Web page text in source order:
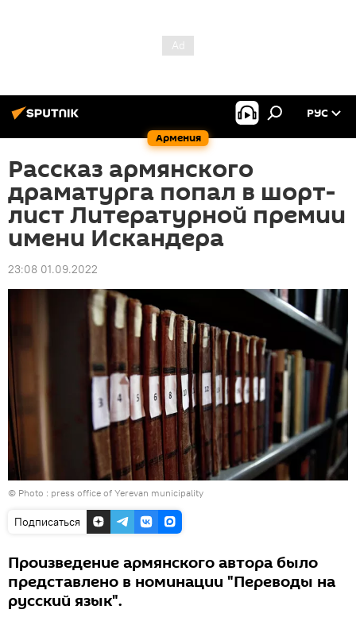
Армения
РУС
Рассказ армянского
драматурга попал в шорт-
лист Литературной премии
имени Искандера
23:08 01.09.2022
© Photo : press office of Yerevan municipality
Подписаться
Произведение армянского автора было
представлено в номинации "Переводы на
русский язык".